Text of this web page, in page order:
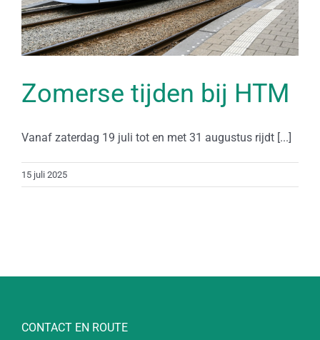
Zomerse tijden bij HTM
Vanaf zaterdag 19 juli tot en met 31 augustus rijdt [...]
15 juli 2025
CONTACT EN ROUTE